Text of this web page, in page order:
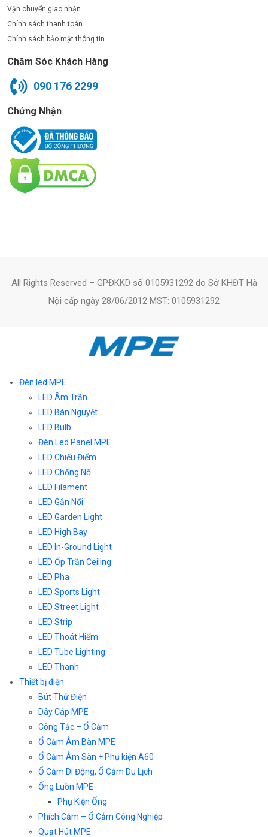
Vận chuyển giao nhận
Chính sách thanh toán
Chính sách bảo mật thông tin
Chăm Sóc Khách Hàng
090 176 2299
Chứng Nhận
All Rights Reserved – GPĐKKD số 0105931292 do Sở KHĐT Hà
Nội cấp ngày 28/06/2012 MST: 0105931292
Đèn led MPE
LED Âm Trần
LED Bán Nguyệt
LED Bulb
Đèn Led Panel MPE
LED Chiếu Điểm
LED Chống Nổ
LED Filament
LED Gắn Nổi
LED Garden Light
LED High Bay
LED In-Ground Light
LED Ốp Trần Ceiling
LED Pha
LED Sports Light
LED Street Light
LED Strip
LED Thoát Hiểm
LED Tube Lighting
LED Thanh
Thiết bị điện
Bút Thử Điện
Dây Cáp MPE
Công Tắc – Ổ Cắm
Ổ Cắm Âm Bàn MPE
Ổ Cắm Âm Sàn + Phụ kiện A60
Ổ Cắm Di Động, Ổ Cắm Du Lịch
Ống Luồn MPE
Phụ Kiện Ống
Phích Cắm – Ổ Cắm Công Nghiệp
Quạt Hút MPE